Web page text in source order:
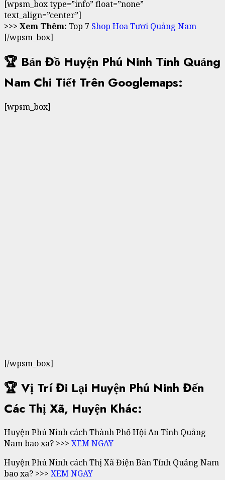
[wpsm_box type=”info” float=”none”
text_align=”center”]
>>> Xem Thêm: Top 7 Shop Hoa Tươi Quảng Nam
[/wpsm_box]
🏆 Bản Đồ Huyện Phú Ninh Tỉnh Quảng
Nam Chi Tiết Trên Googlemaps:
[wpsm_box]
[/wpsm_box]
🏆 Vị Trí Đi Lại Huyện Phú Ninh Đến
Các Thị Xã, Huyện Khác:
Huyện Phú Ninh cách Thành Phố Hội An Tỉnh Quảng
Nam bao xa? >>> XEM NGAY
Huyện Phú Ninh cách Thị Xã Điện Bàn Tỉnh Quảng Nam
bao xa? >>> XEM NGAY